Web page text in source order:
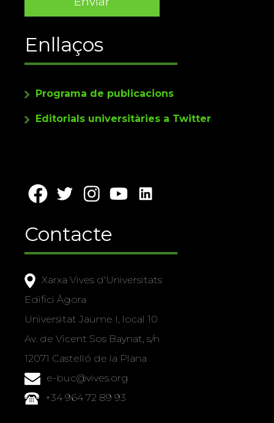
Enllaços
Programa de publicacions
Editorials universitàries a Twitter
Contacte
Xarxa Vives d'Universitats
Edifici Àgora
Universitat Jaume I, local 10
Av. de Vicent Sos Baynat, s/n
12071 Castelló de la Plana
e-buc@vives.org
+34 964 72 89 93